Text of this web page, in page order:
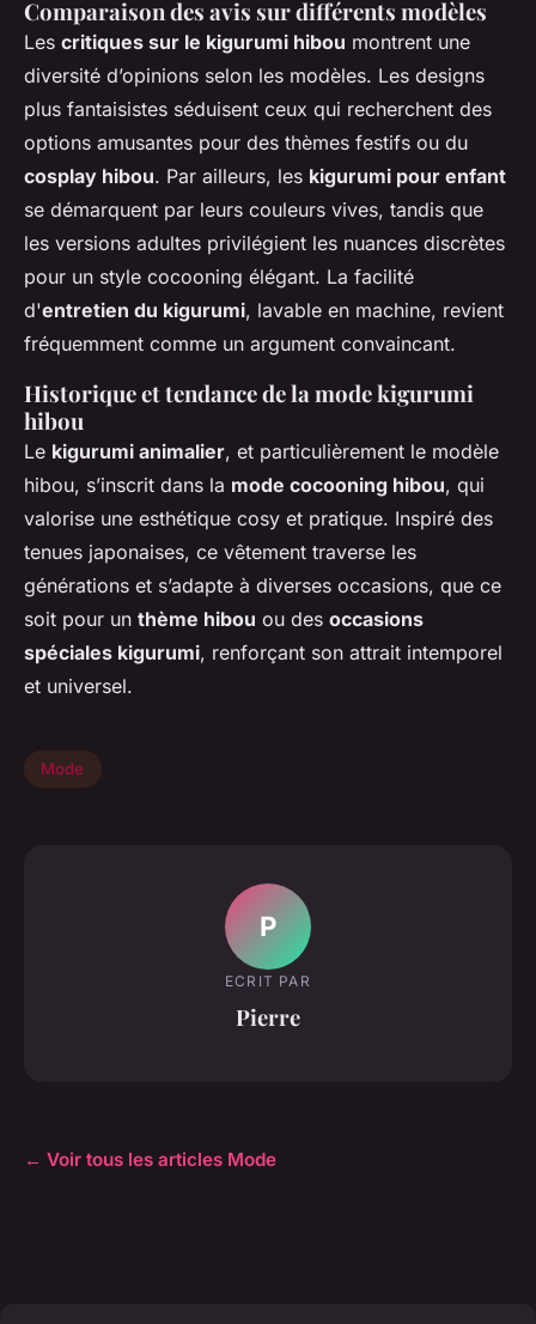
Comparaison des avis sur différents modèles
Les critiques sur le kigurumi hibou montrent une
diversité d’opinions selon les modèles. Les designs
plus fantaisistes séduisent ceux qui recherchent des
options amusantes pour des thèmes festifs ou du
cosplay hibou. Par ailleurs, les kigurumi pour enfant
se démarquent par leurs couleurs vives, tandis que
les versions adultes privilégient les nuances discrètes
pour un style cocooning élégant. La facilité
d'entretien du kigurumi, lavable en machine, revient
fréquemment comme un argument convaincant.
Historique et tendance de la mode kigurumi
hibou
Le kigurumi animalier, et particulièrement le modèle
hibou, s’inscrit dans la mode cocooning hibou, qui
valorise une esthétique cosy et pratique. Inspiré des
tenues japonaises, ce vêtement traverse les
générations et s’adapte à diverses occasions, que ce
soit pour un thème hibou ou des occasions
spéciales kigurumi, renforçant son attrait intemporel
et universel.
Mode
P
ECRIT PAR
Pierre
← Voir tous les articles Mode